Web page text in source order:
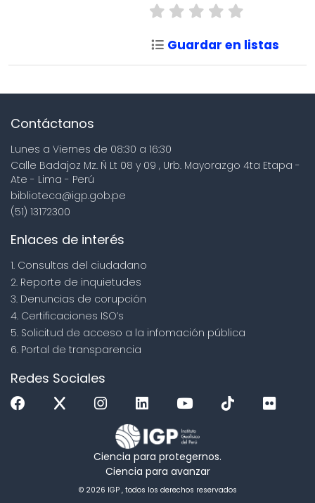
Guardar en listas
Contáctanos
Lunes a Viernes de 08:30 a 16:30
Calle Badajoz Mz. Ñ Lt 08 y 09 , Urb. Mayorazgo 4ta Etapa -
Ate - Lima - Perú
biblioteca@igp.gob.pe
(51) 13172300
Enlaces de interés
1. Consultas del ciudadano
2. Reporte de inquietudes
3. Denuncias de corupción
4. Certificaciones ISO’s
5. Solicitud de acceso a la infomación pública
6. Portal de transparencia
Redes Sociales
Ciencia para protegernos.
Ciencia para avanzar
© 2026 IGP , todos los derechos reservados